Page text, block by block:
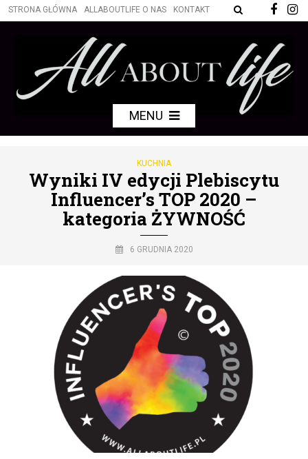
STRONA GŁÓWNA ALLABOUTLIFE O NAS KONTAKT
MENU
KUCHNIA
Wyniki IV edycji Plebiscytu
Influencer’s TOP 2020 –
kategoria ŻYWNOŚĆ
6 GRUDNIA 2020